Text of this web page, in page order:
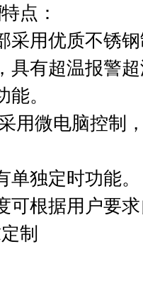
特点：
采用优质不锈
具有超温报警
。
用微电脑控制
独定时功能。
可根据用户要
制